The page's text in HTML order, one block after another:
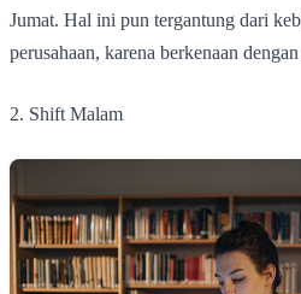
Jumat. Hal ini pun tergantung dari
perusahaan, karena berkenaan
2. Shift Malam